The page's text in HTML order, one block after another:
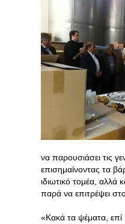
να παρουσιάσει τις
επισημαίνοντας τα
ιδιωτικό τομέα, αλλά
παρά να επιτρέψει
«Κακά τα ψέματα, επί